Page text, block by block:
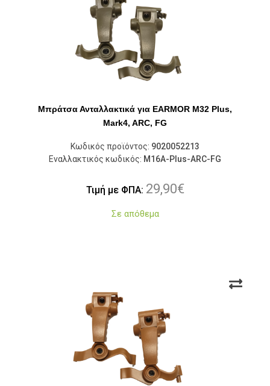
Μπράτσα Ανταλλακτικά για EARMOR M32 Plus,
Mark4, ARC, FG
Κωδικός προϊόντος: 9020052213
Εναλλακτικός κωδικός: M16A-Plus-ARC-FG
Τιμή με ΦΠΑ: 29,90€
Σε απόθεμα